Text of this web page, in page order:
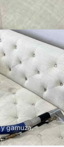
gamuza.